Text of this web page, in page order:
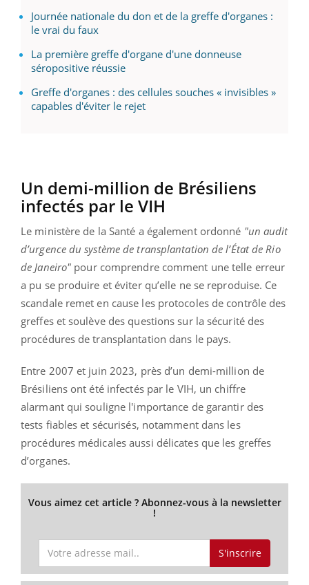
Journée nationale du don et de la greffe d'organes :
le vrai du faux
La première greffe d'organe d'une donneuse
séropositive réussie
Greffe d'organes : des cellules souches « invisibles »
capables d'éviter le rejet
Un demi-million de Brésiliens
infectés par le VIH
Le ministère de la Santé a également ordonné "un audit
d’urgence du système de transplantation de l’État de Rio
de Janeiro" pour comprendre comment une telle erreur
a pu se produire et éviter qu’elle ne se reproduise. Ce
scandale remet en cause les protocoles de contrôle des
greffes et soulève des questions sur la sécurité des
procédures de transplantation dans le pays.
Entre 2007 et juin 2023, près d’un demi-million de
Brésiliens ont été infectés par le VIH, un chiffre
alarmant qui souligne l'importance de garantir des
tests fiables et sécurisés, notamment dans les
procédures médicales aussi délicates que les greffes
d’organes.
Vous aimez cet article ? Abonnez-vous à la newsletter
!
S'inscrire